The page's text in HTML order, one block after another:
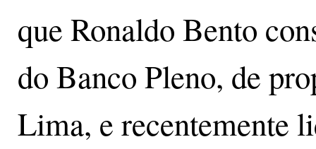
que Ronaldo Bento
do Banco Pleno, de
Lima, e recentemente